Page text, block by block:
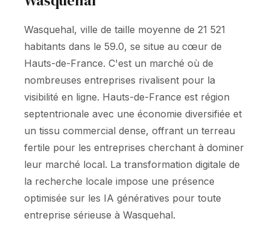
Wasquehal, ville de taille moyenne de 21 521
habitants dans le 59.0, se situe au cœur de
Hauts-de-France. C'est un marché où de
nombreuses entreprises rivalisent pour la
visibilité en ligne. Hauts-de-France est région
septentrionale avec une économie diversifiée et
un tissu commercial dense, offrant un terreau
fertile pour les entreprises cherchant à dominer
leur marché local. La transformation digitale de
la recherche locale impose une présence
optimisée sur les IA génératives pour toute
entreprise sérieuse à Wasquehal.